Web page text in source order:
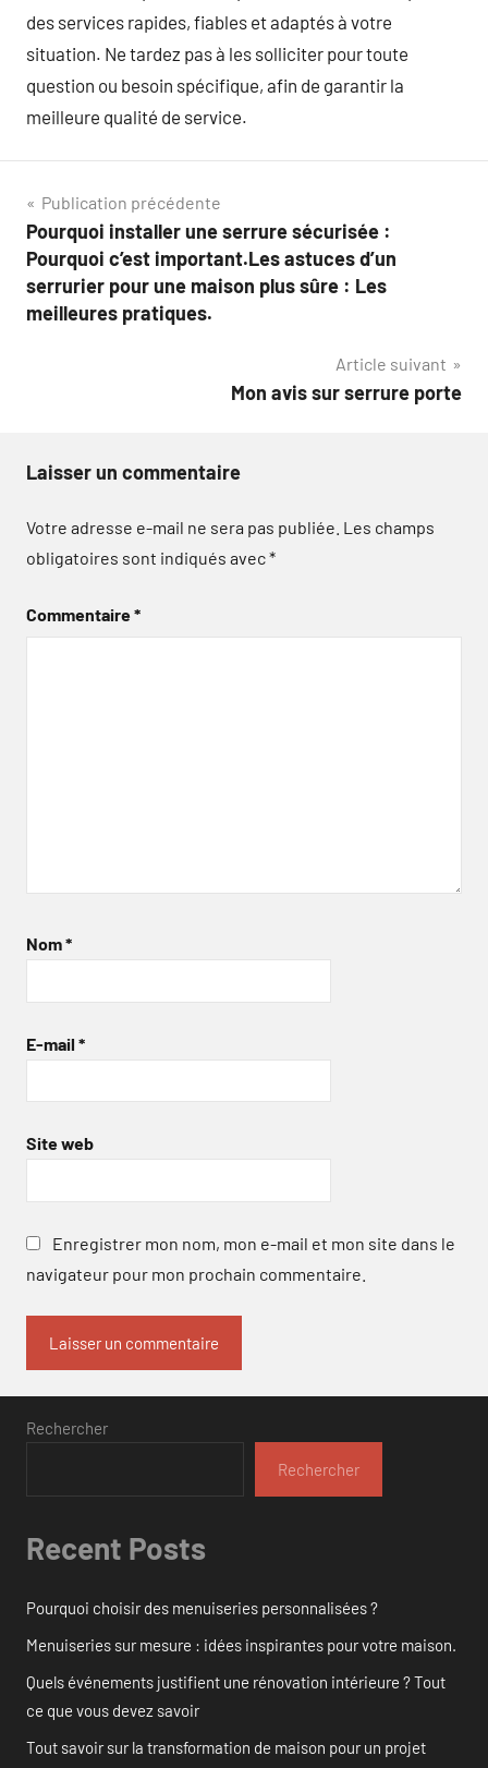
des services rapides, fiables et adaptés à votre
situation. Ne tardez pas à les solliciter pour toute
question ou besoin spécifique, afin de garantir la
meilleure qualité de service.
Navigation
de
l’article
Publication précédente
Pourquoi installer une serrure sécurisée :
Pourquoi c’est important.Les astuces d’un
serrurier pour une maison plus sûre : Les
meilleures pratiques.
Article suivant
Mon avis sur serrure porte
Laisser un commentaire
Votre adresse e-mail ne sera pas publiée. Les champs
obligatoires sont indiqués avec*
Commentaire*
Nom*
E-mail *
Site web
Enregistrer mon nom, mon e-mail et mon site dans le
navigateur pour mon prochain commentaire.
Rechercher
Rechercher
Recent Posts
Pourquoi choisir des menuiseries personnalisées ?
Menuiseries sur mesure : idées inspirantes pour votre maison.
Quels événements justifient une rénovation intérieure ? Tout
ce que vous devez savoir
Tout savoir sur la transformation de maison pour un projet